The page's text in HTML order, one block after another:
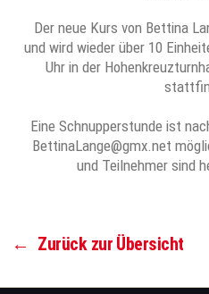
Der neue Kurs von Bettina
und wird wieder über 10
Uhr in der
Eine Schnupperstunde ist
BettinaLange@gmx.net
und Teilnehmer sind
← Zurück zur Übersicht